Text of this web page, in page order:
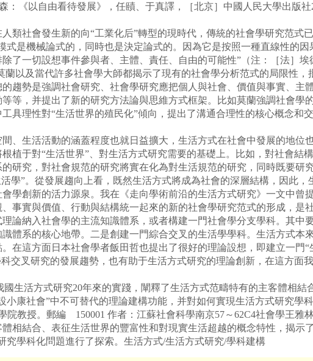
：《以自由看待發展》，任賾、于真譯，［北京］中國人民大學出版社
社會發生新的向“工業化后”轉型的現時代，傳統的社會學研究范式
是機械論式的，同時也是決定論式的。因為它是按照一種直線性的
一切設想事件參與者、主體、責任、自由的可能性”（注：［法］埃
以及當代許多社會學大師都揭示了現有的社會學分析范式的局限性，
趨勢是強調社會研究、社會學研究應把個人與社會、價值與事實、主
等，并提出了新的研究方法論與思維方式框架。比如莫蘭強調社會學
具理性對“生活世界的殖民化”傾向，提出了溝通合理性的核心概念和
生活活動的涵蓋程度也就日益擴大，生活方式在社會中發展的地位
植于對“生活世界”、對生活方式研究需要的基礎上。比如，對社會結
研究，對社會規范的研究將實在化為對生活規范的研究，同時既要研
學”。從發展趨向上看，既然生活方式將成為社會的深層結構，因此，
學創新的活力源泉。我在《走向學術前沿的生活方式研究》一文中曾
事實與價值、行動與結構統一起來的新的社會學研究范式的形成，是
納入社會學的主流知識體系，或者構建一門社會學分支學科。其中
體系的核心地帶。二是創建一門綜合交叉的生活學學科。生活方式本
在這方面日本社會學者飯田哲也提出了很好的理論設想，即建立一門“
交叉研究的發展趨勢，也有助于生活方式研究的理論創新，在這方面
生活方式研究20年來的實踐，闡釋了生活方式范疇特有的主客體相結
康社會”中不可替代的理論建構功能，并對如何實現生活方式研究學
教授。郵編 150001 作者：江蘇社會科學南京57～62C4社會學王雅林
相結合、表征生活世界的豐富性和對現實生活超越的概念特性，揭示
學科化問題進行了探索。生活方式/生活方式研究/學科建構